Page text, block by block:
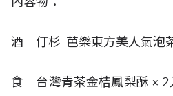
酒｜仃杉 芭樂東方美人氣泡
食｜台灣青茶金桔鳳梨酥 ×